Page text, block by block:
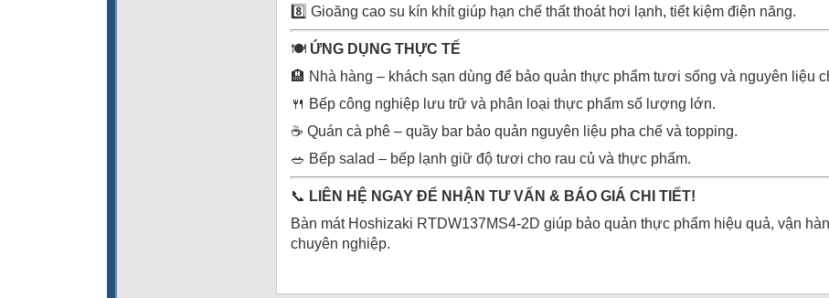
8️⃣ Gioăng cao su kín khít giúp hạn chế thất thoát hơi lạnh, tiết kiệm điện năng.
🍽️ ỨNG DỤNG THỰC TẾ
🏨 Nhà hàng – khách sạn dùng để bảo quản thực phẩm tươi sống và nguyên liệu
🍴 Bếp công nghiệp lưu trữ và phân loại thực phẩm số lượng lớn.
☕ Quán cà phê – quầy bar bảo quản nguyên liệu pha chế và topping.
🥗 Bếp salad – bếp lạnh giữ độ tươi cho rau củ và thực phẩm.
📞 LIÊN HỆ NGAY ĐỂ NHẬN TƯ VẤN & BÁO GIÁ CHI TIẾT!
Bàn mát Hoshizaki RTDW137MS4-2D giúp bảo quản thực phẩm hiệu quả, vận
chuyên nghiệp.